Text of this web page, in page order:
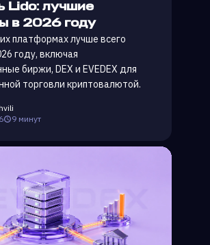
Lido: лучшие
в 2026 году
платформах лучше всего
году, включая
биржи, DEX и EVEDEX для
торговли криптовалютой.
9 минут